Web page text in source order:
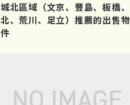
城北區域（文京、豐島、板橋、
北、荒川、足立）推薦的出售物
件